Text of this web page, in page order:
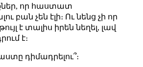
որ հաստատ
բան չեն էլի։ Ու նենց չի որ
է տալիս իրեն նեղել, լավ
է։
դիմադրելու՞։